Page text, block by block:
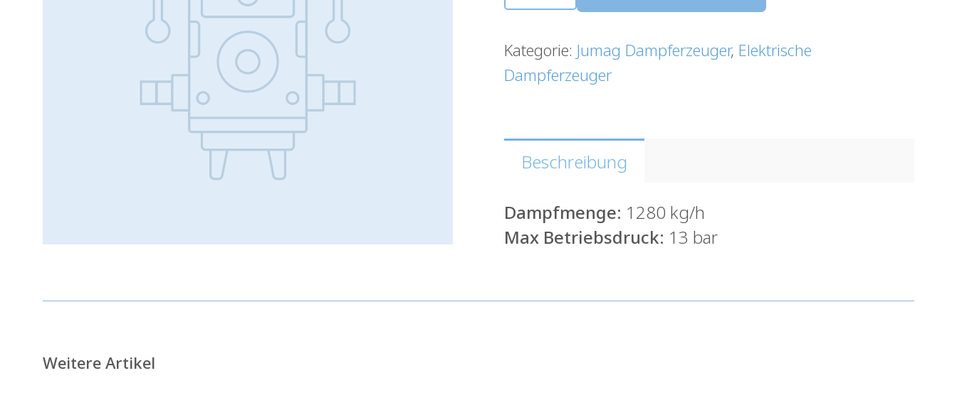
Kategorie: Jumag Dampferzeuger, Elektrische
Dampferzeuger
Beschreibung
Dampfmenge: 1280 kg/h
Max Betriebsdruck: 13 bar
Weitere Artikel